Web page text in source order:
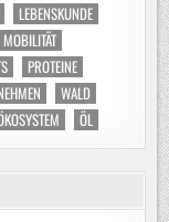
LEBENSKUNDE
MOBILITÄT
PROTEINE
WALD
ÖL